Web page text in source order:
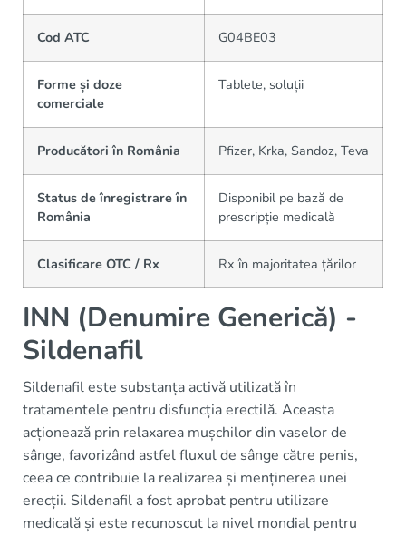
Cod ATC G04BE03
Forme și doze
comerciale
Tablete, soluții
Producători în România Pfizer, Krka, Sandoz, Teva
Status de înregistrare în
România
Disponibil pe bază de
prescripție medicală
Clasificare OTC / Rx Rx în majoritatea țărilor
INN (Denumire Generică) -
Sildenafil
Sildenafil este substanța activă utilizată în
tratamentele pentru disfuncția erectilă. Aceasta
acționează prin relaxarea mușchilor din vaselor de
sânge, favorizând astfel fluxul de sânge către penis,
ceea ce contribuie la realizarea și menținerea unei
erecții. Sildenafil a fost aprobat pentru utilizare
medicală și este recunoscut la nivel mondial pentru